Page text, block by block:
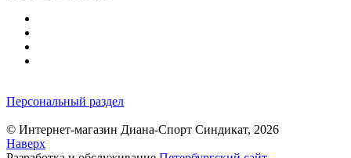
Персональный раздел
© Интернет-магазин Диана-Спорт Синдикат, 2026
Наверх